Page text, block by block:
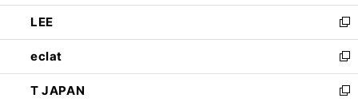
開
く
ウ
で
開
く
ン
ド
ウ
で
開
く
ウ
ィ
ン
ド
ウ
で
し
い
ウ
ィ
ン
ド
LEE
新
し
い
ウ
ィ
eclat
新
し
い
T JAPAN
新